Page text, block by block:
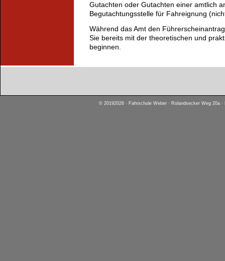
Gutachten oder Gutachten einer amtlich
Begutachtungsstelle für Fahreignung
Während das Amt den
Sie bereits mit der theoretischen und
beginnen.
© 20192026 · Fahrschule Weber · Rolandsecker Weg 20a